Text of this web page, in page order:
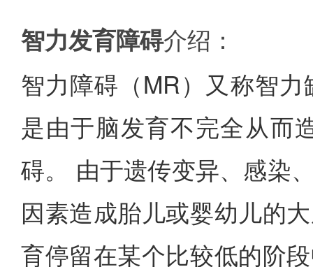
智力发育障碍介绍：
智力障碍（MR）又称智
是由于脑发育不完全从而
碍。 由于遗传变异、感染
因素造成胎儿或婴幼儿的
育停留在某个比较低的阶